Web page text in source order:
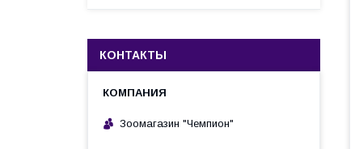
КОНТАКТЫ
Зоомагазин "Чемпион"